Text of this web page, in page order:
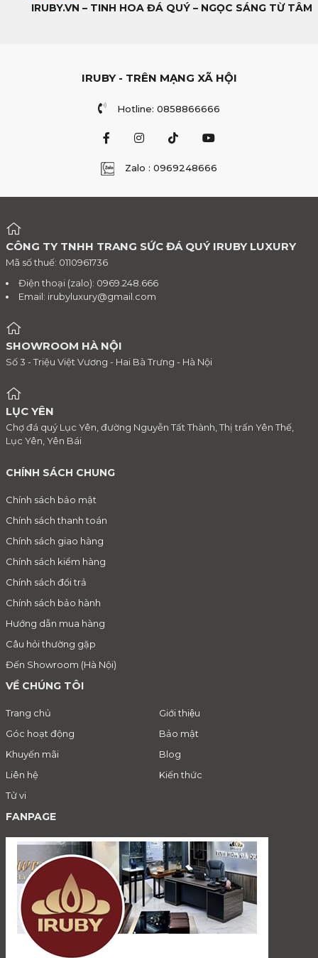
IRUBY.VN – TINH HOA ĐÁ QUÝ – NGỌC SÁNG TỪ TÂM
IRUBY - TRÊN MẠNG XÃ HỘI
Hotline: 0858866666
Zalo : 0969248666
CÔNG TY TNHH TRANG SỨC ĐÁ QUÝ IRUBY LUXURY
Mã số thuế: 0110961736
Điện thoại (zalo): 0969.248.666
Email: irubyluxury@gmail.com
SHOWROOM HÀ NỘI
Số 3 - Triệu Việt Vương - Hai Bà Trưng - Hà Nội
LỤC YÊN
Chợ đá quý Lục Yên, đường Nguyễn Tất Thành, Thị trấn Yên Thế,
Lục Yên, Yên Bái
CHÍNH SÁCH CHUNG
Chính sách bảo mật
Chính sách thanh toán
Chính sách giao hàng
Chính sách kiểm hàng
Chính sách đổi trả
Chính sách bảo hành
Hướng dẫn mua hàng
Câu hỏi thường gặp
Đến Showroom (Hà Nội)
VỀ CHÚNG TÔI
Trang chủ
Giới thiệu
Góc hoạt động
Bảo mật
Khuyến mãi
Blog
Liên hệ
Kiến thức
Tử vi
FANPAGE